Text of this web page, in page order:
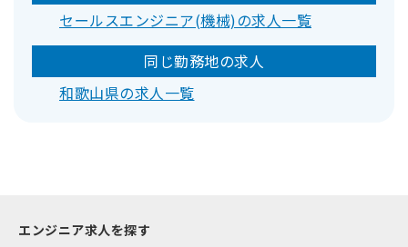
セールスエンジニア(機械)の求人一覧
同じ勤務地の求人
和歌山県の求人一覧
エンジニア求人を探す